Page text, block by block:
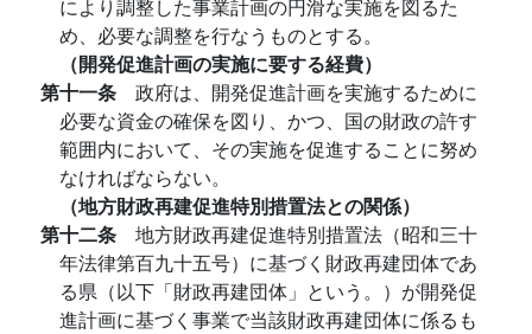
により調整した事業計画の円滑な実施を図るた
め、必要な調整を行なうものとする。
（開発促進計画の実施に要する経費）
第十一条 政府は、開発促進計画を実施するために
必要な資金の確保を図り、かつ、国の財政の許す
範囲内において、その実施を促進することに努め
なければならない。
（地方財政再建促進特別措置法との関係）
第十二条 地方財政再建促進特別措置法（昭和三十
年法律第百九十五号）に基づく財政再建団体であ
る県（以下「財政再建団体」という。）が開発促
進計画に基づく事業で当該財政再建団体に係るも